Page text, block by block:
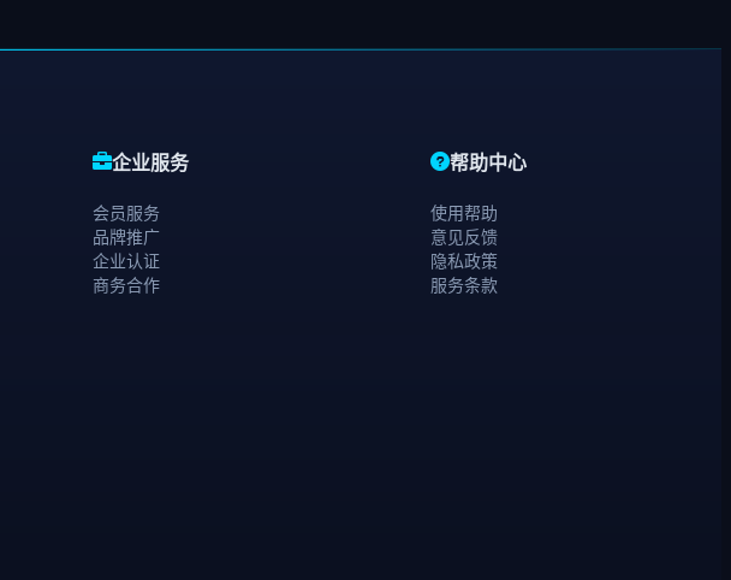
企业服务
会员服务
品牌推广
企业认证
商务合作
帮助中心
使用帮助
意见反馈
隐私政策
服务条款